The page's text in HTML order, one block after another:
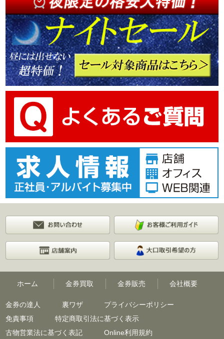
ホーム 金券買取 金券販売 会社概要
金券の達人 裏ワザ
プライバシーポリシー
免責事項
特定商取引法に基づく表示
古物営業法に基づく表記
Online利用規約